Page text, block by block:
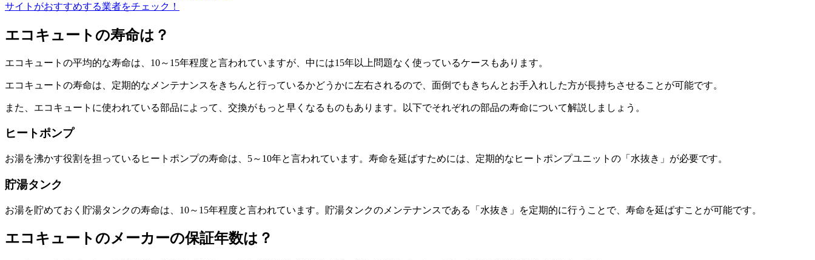
サイトがおすすめする業者をチェック！
エコキュートの寿命は？
エコキュートの平均的な寿命は、10～15年程度と言われていますが、中には15年以上問題なく使っているケースもあります。
エコキュートの寿命は、定期的なメンテナンスをきちんと行っているかどうかに左右されるので、面倒でもきちんとお手入れした方が長持ちさせることが可能です。
また、エコキュートに使われている部品によって、交換がもっと早くなるものもあります。以下でそれぞれの部品の寿命について解説しましょう。
ヒートポンプ
お湯を沸かす役割を担っているヒートポンプの寿命は、5～10年と言われています。寿命を延ばすためには、定期的なヒートポンプユニットの「水抜き」が必要です。
貯湯タンク
お湯を貯めておく貯湯タンクの寿命は、10～15年程度と言われています。貯湯タンクのメンテナンスである「水抜き」を定期的に行うことで、寿命を延ばすことが可能です。
エコキュートのメーカーの保証年数は？